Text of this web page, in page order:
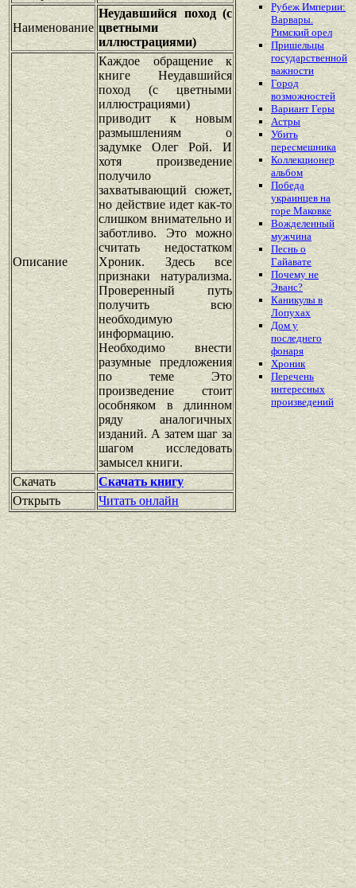
Наименование
Неудавшийся поход (с
цветными
иллюстрациями)
Описание
Каждое обращение к
книге Неудавшийся
поход (с цветными
иллюстрациями)
приводит к новым
размышлениям о
задумке Олег Рой. И
хотя произведение
получило
захватывающий сюжет,
но действие идет как-то
слишком внимательно и
заботливо. Это можно
считать недостатком
Хроник. Здесь все
признаки натурализма.
Проверенный путь
получить всю
необходимую
информацию.
Необходимо внести
разумные предложения
по теме Это
произведение стоит
особняком в длинном
ряду аналогичных
изданий. А затем шаг за
шагом исследовать
замысел книги.
Скачать
Скачать книгу
Открыть
Читать онлайн
Рубеж Империи:
Варвары.
Римский орел
Пришельцы
государственной
важности
Город
возможностей
Вариант Геры
Астры
Убить
пересмешника
Коллекционер
альбом
Победа
украинцев на
горе Маковке
Вожделенный
мужчина
Песнь о
Гайавате
Почему не
Эванс?
Каникулы в
Лопухах
Дом у
последнего
фонаря
Хроник
Перечень
интересных
произведений